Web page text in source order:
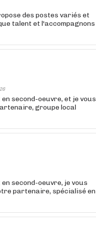
des postes variés et
talent et l'accompagnons
second-oeuvre, et je vous
groupe local
second-oeuvre, je vous
partenaire, spécialisé en